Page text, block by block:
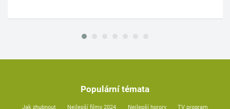
Populární témata
Jak zhubnout Nejlepší filmy 2024 Nejlepší horory TV program